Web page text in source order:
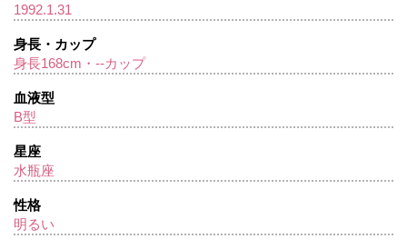
1992.1.31
身長・カップ
身長168cm・--カップ
血液型
B型
星座
水瓶座
性格
明るい